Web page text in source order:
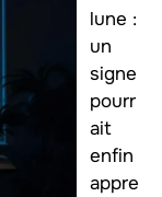
lune :
un
signe
pourr
ait
enfin
appre